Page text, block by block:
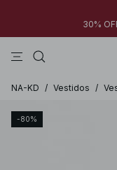
30%
NA-KD / Vestidos /
-80%